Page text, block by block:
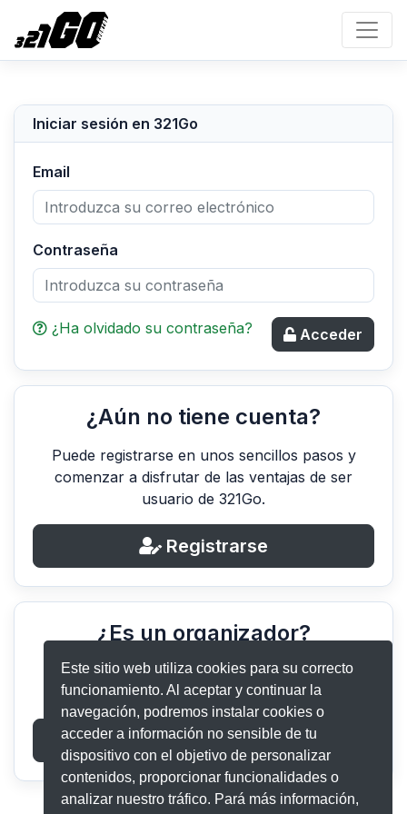
Este sitio web utiliza cookies para su correcto
funcionamiento. Al aceptar y continuar la
navegación, podremos instalar cookies o
acceder a información no sensible de tu
dispositivo con el objetivo de personalizar
contenidos, proporcionar funcionalidades o
analizar nuestro tráfico. Pará más información,
Iniciar sesión en 321Go
Email
Contraseña
¿Ha olvidado su contraseña? Acceder
¿Aún no tiene cuenta?
Puede registrarse en unos sencillos pasos y
comenzar a disfrutar de las ventajas de ser
usuario de 321Go.
Registrarse
¿Es un organizador?
Si es un organizador de eventos o un
gestor/colaborador, inicie sesión aquí.
Iniciar sesión